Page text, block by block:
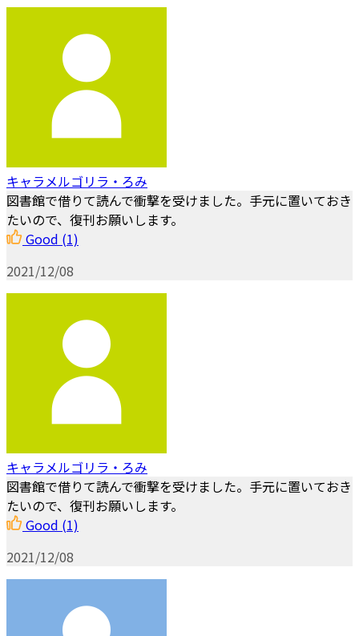
キャラメルゴリラ・ろみ
図書館で借りて読んで衝撃を受けました。手元に置いておき
たいので、復刊お願いします。
Good (1)
2021/12/08
キャラメルゴリラ・ろみ
図書館で借りて読んで衝撃を受けました。手元に置いておき
たいので、復刊お願いします。
Good (1)
2021/12/08